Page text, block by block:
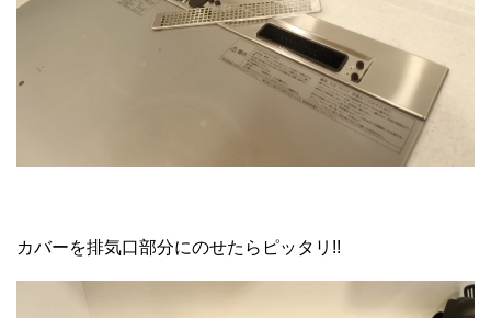
カバーを排気口部分にのせたらピッタリ!!